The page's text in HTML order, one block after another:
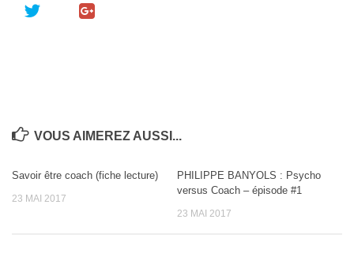
VOUS AIMEREZ AUSSI...
Savoir être coach (fiche lecture)
23 MAI 2017
PHILIPPE BANYOLS : Psycho
versus Coach – épisode #1
23 MAI 2017